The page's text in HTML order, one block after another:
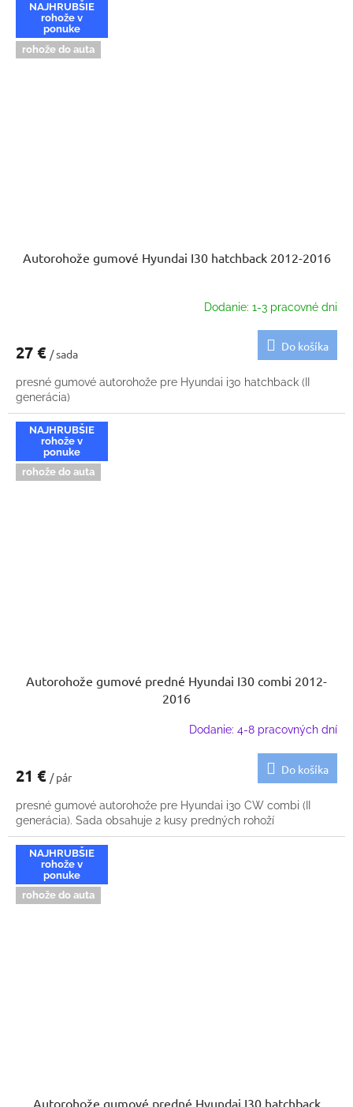
NAJHRUBŠIE
rohože v
ponuke
rohože do auta
Autorohože gumové Hyundai I30 hatchback 2012-2016
Dodanie: 1-3 pracovné dni
27 € / sada
Do košíka
presné gumové autorohože pre Hyundai i30 hatchback (II
generácia)
NAJHRUBŠIE
rohože v
ponuke
rohože do auta
Autorohože gumové predné Hyundai I30 combi 2012-
2016
Dodanie: 4-8 pracovných dní
21 € / pár
Do košíka
presné gumové autorohože pre Hyundai i30 CW combi (II
generácia). Sada obsahuje 2 kusy predných rohoží
NAJHRUBŠIE
rohože v
ponuke
rohože do auta
Autorohože gumové predné Hyundai I30 hatchback